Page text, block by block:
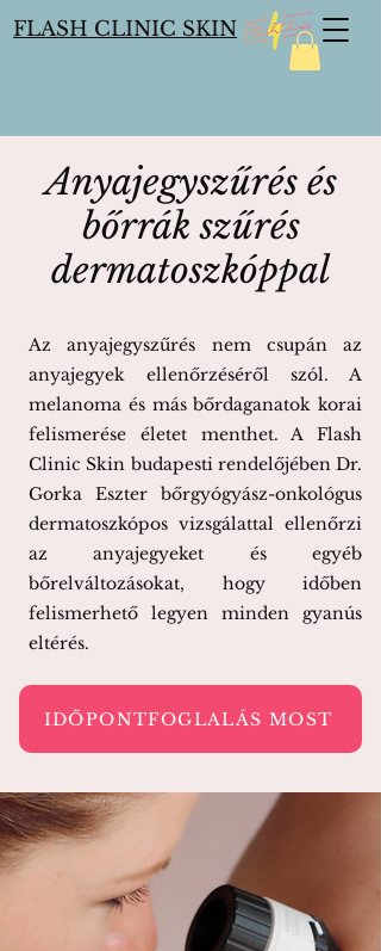
FLASH CLINIC SKIN
Anyajegyszűrés és
bőrrák szűrés
dermatoszkóppal
Az anyajegyszűrés nem csupán az
anyajegyek ellenőrzéséről szól. A
melanoma és más bőrdaganatok korai
felismerése életet menthet. A Flash
Clinic Skin budapesti rendelőjében Dr.
Gorka Eszter bőrgyógyász-onkológus
dermatoszkópos vizsgálattal ellenőrzi
az anyajegyeket és egyéb
bőrelváltozásokat, hogy időben
felismerhető legyen minden gyanús
eltérés.
IDŐPONTFOGLALÁS MOST